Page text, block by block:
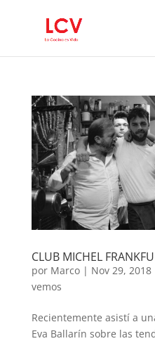
CLUB MICHEL
por Marco| Nov 29, 2018
vemos
Recientemente asistí a
Eva Ballarín sobre las